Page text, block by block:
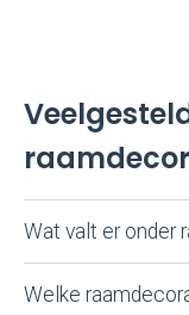
Wat valt er onder
Welke